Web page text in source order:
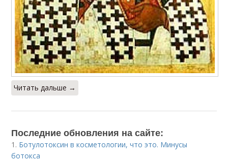
Читать дальше →
Последние обновления на сайте:
1. Ботулотоксин в косметологии, что это. Минусы
ботокса